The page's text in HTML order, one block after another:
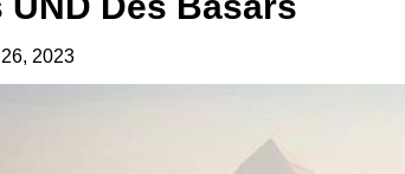
2023